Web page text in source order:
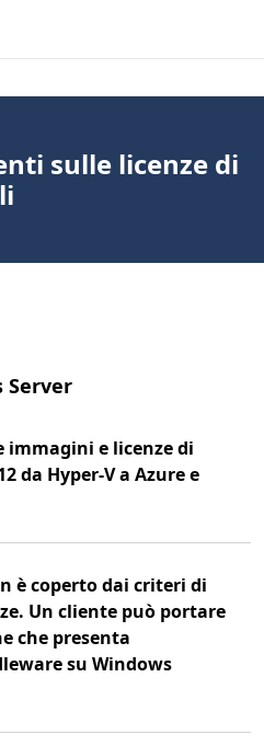
sulle licenze di
Server
immagini e licenze di
da Hyper-V a Azure e
è coperto dai criteri di
Un cliente può portare
che presenta
su Windows